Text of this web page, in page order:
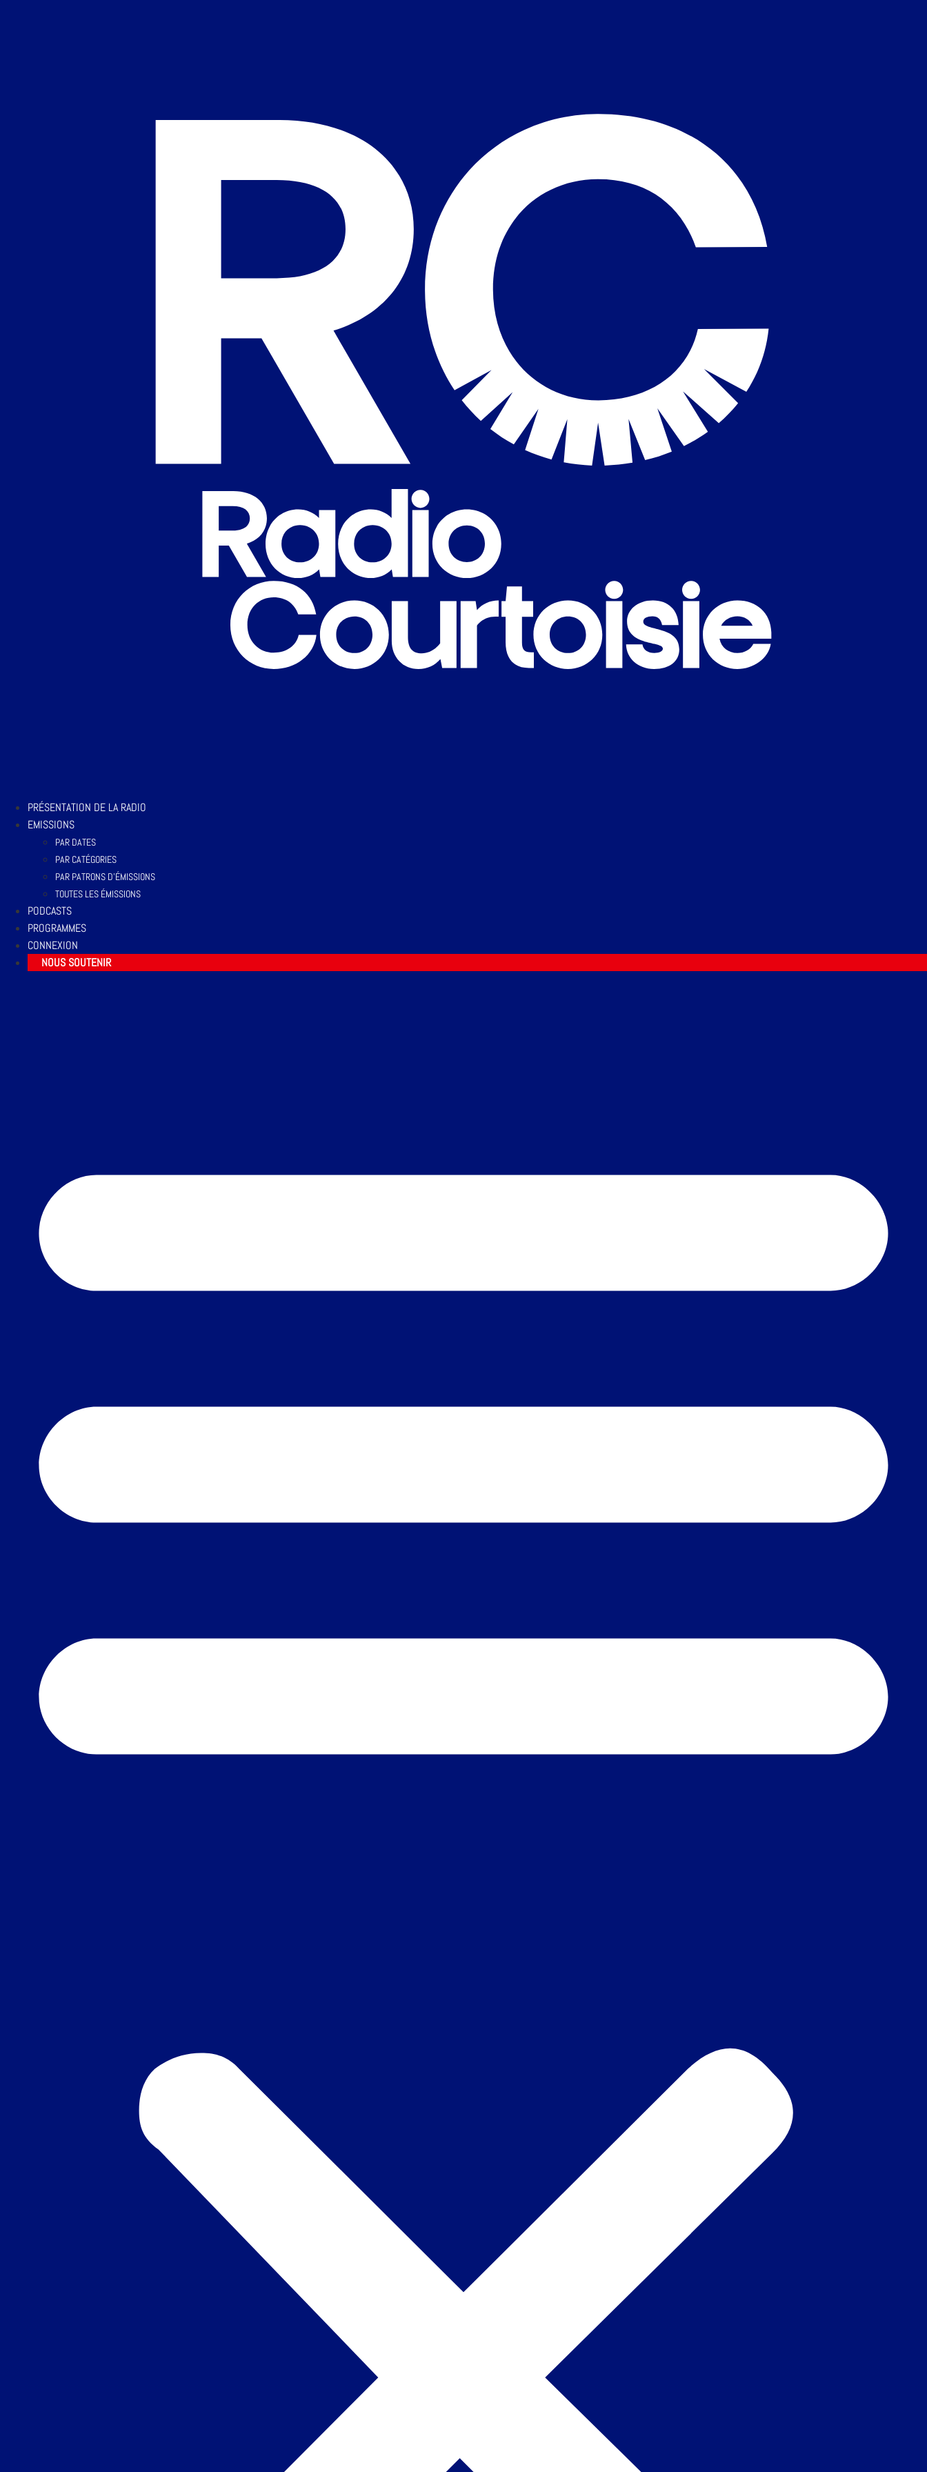
PRÉSENTATION DE LA RADIO
EMISSIONS
PAR DATES
PAR CATÉGORIES
PAR PATRONS D’ÉMISSIONS
TOUTES LES ÉMISSIONS
PODCASTS
PROGRAMMES
CONNEXION
NOUS SOUTENIR